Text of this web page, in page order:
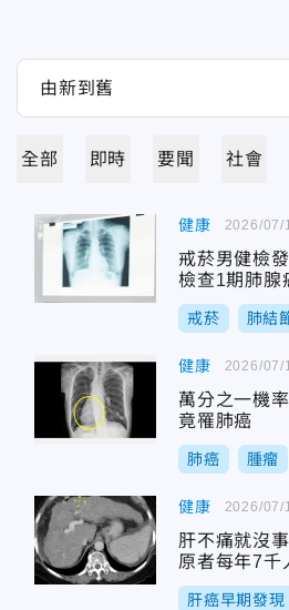
全部 即時 要聞 社會
健康
戒菸男健檢
檢查1期肺腺
戒菸 肺結
2026/07/
健康
萬分之一機
竟罹肺癌
肺癌 腫瘤
2026/07/
健康
肝不痛就沒
原者每年7千
肝癌早期發現
2026/07/